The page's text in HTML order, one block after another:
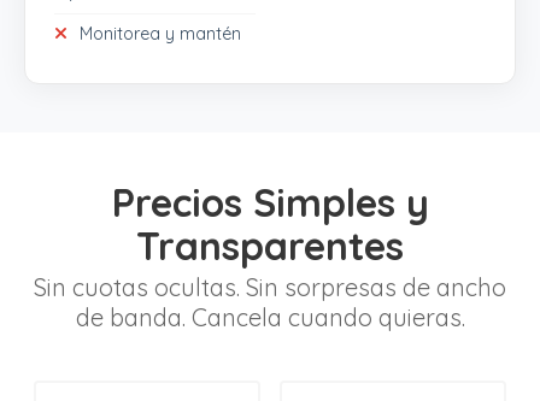
Monitorea y mantén
Precios Simples y
Transparentes
Sin cuotas ocultas. Sin sorpresas de ancho
de banda. Cancela cuando quieras.